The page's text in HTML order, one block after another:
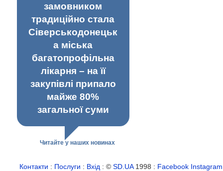
замовником
традиційно стала
Сіверськодонецьк
а міська
багатопрофільна
лікарня – на її
закупівлі припало
майже 80%
загальної суми
Читайте у наших новинах
Контакти : Послуги : Вхід : ©SD.UA1998 : Facebook Instagram